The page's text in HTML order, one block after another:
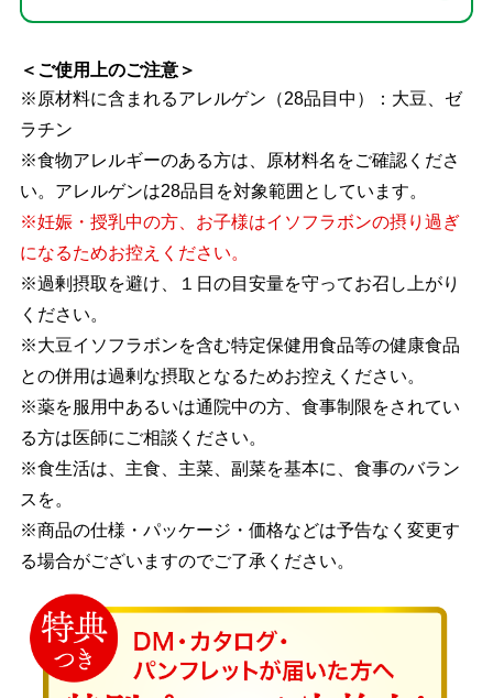
＜ご使用上のご注意＞
※原材料に含まれるアレルゲン（28品目中）：大豆、ゼ
ラチン
※食物アレルギーのある方は、原材料名をご確認くださ
い。アレルゲンは28品目を対象範囲としています。
※妊娠・授乳中の方、お子様はイソフラボンの摂り過ぎ
になるためお控えください。
※過剰摂取を避け、１日の目安量を守ってお召し上がり
ください。
※大豆イソフラボンを含む特定保健用食品等の健康食品
との併用は過剰な摂取となるためお控えください。
※薬を服用中あるいは通院中の方、食事制限をされてい
る方は医師にご相談ください。
※食生活は、主食、主菜、副菜を基本に、食事のバラン
スを。
※商品の仕様・パッケージ・価格などは予告なく変更す
る場合がございますのでご了承ください。